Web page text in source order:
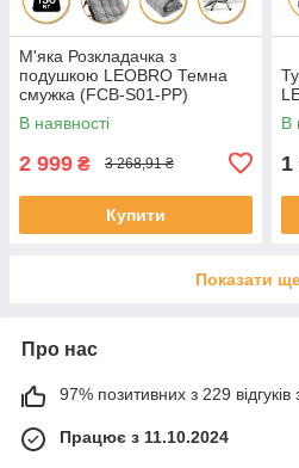
М'яка Розкладачка з
подушкою LEOBRO Темна
смужка (FCB-S01-PP)
В наявності
2 999 ₴ 3 268,91 ₴
Купити
В
1
Показати
Про нас
97% позитивних з 229 відгуків
Працює з 11.10.2024